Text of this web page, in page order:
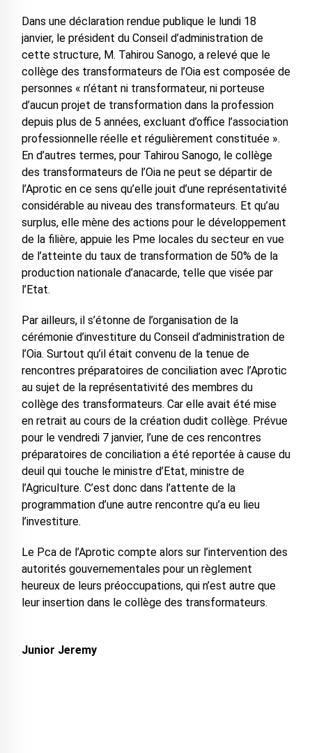
Dans une déclaration rendue publique le lundi 18
janvier, le président du Conseil d’administration de
cette structure, M. Tahirou Sanogo, a relevé que le
collège des transformateurs de l’Oia est composée de
personnes « n’étant ni transformateur, ni porteuse
d’aucun projet de transformation dans la profession
depuis plus de 5 années, excluant d’office l’association
professionnelle réelle et régulièrement constituée ».
En d’autres termes, pour Tahirou Sanogo, le collège
des transformateurs de l’Oia ne peut se départir de
l’Aprotic en ce sens qu’elle jouit d’une représentativité
considérable au niveau des transformateurs. Et qu’au
surplus, elle mène des actions pour le développement
de la filière, appuie les Pme locales du secteur en vue
de l’atteinte du taux de transformation de 50% de la
production nationale d’anacarde, telle que visée par
l’Etat.
Par ailleurs, il s’étonne de l’organisation de la
cérémonie d’investiture du Conseil d’administration de
l’Oia. Surtout qu’il était convenu de la tenue de
rencontres préparatoires de conciliation avec l’Aprotic
au sujet de la représentativité des membres du
collège des transformateurs. Car elle avait été mise
en retrait au cours de la création dudit collège. Prévue
pour le vendredi 7 janvier, l’une de ces rencontres
préparatoires de conciliation a été reportée à cause du
deuil qui touche le ministre d’Etat, ministre de
l’Agriculture. C’est donc dans l’attente de la
programmation d’une autre rencontre qu’a eu lieu
l’investiture.
Le Pca de l’Aprotic compte alors sur l’intervention des
autorités gouvernementales pour un règlement
heureux de leurs préoccupations, qui n’est autre que
leur insertion dans le collège des transformateurs.
Junior Jeremy